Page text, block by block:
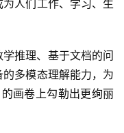
人们工作、学习、生
推理、基于文档的问
多模态理解能力，为
画卷上勾勒出更绚丽